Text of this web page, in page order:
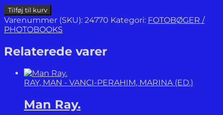
Kyoto.
An
Essay
Photographs.
antal
Tilføj til kurv
Varenummer (SKU): 24770 Kategori: FOTOBØGER /
PHOTOBOOKS
Relaterede varer
RAY, MAN - VANCI-PERAHIM, MARINA (ED.)
Man Ray.